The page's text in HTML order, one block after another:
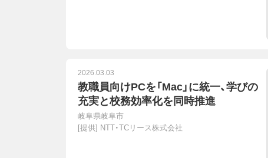
2026.03.03
教職員向けPCを「Mac」に統一、学びの
充実と校務効率化を同時推進
岐阜県岐阜市
[提供] NTT・TCリース株式会社